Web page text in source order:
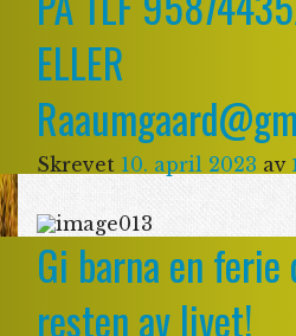
ELLER
Skrevet 10. april 2023 av
Gi barna en ferie
resten av livet!